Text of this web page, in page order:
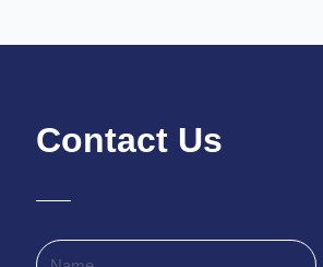
Contact Us
Name